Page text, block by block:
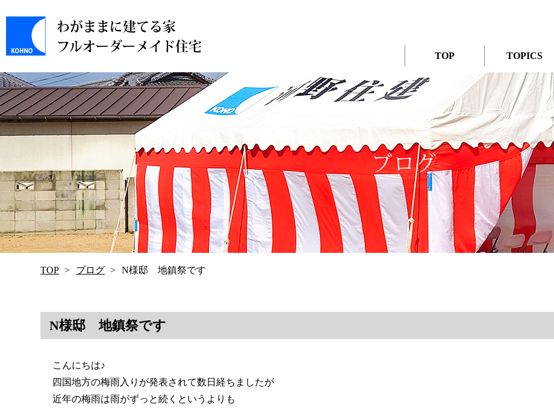
わがままに建てる家
フルオーダーメイド住宅
TOP TOPICS
ブログ
TOP ブログ N様邸 地鎮祭です
N様邸 地鎮祭です
こんにちは♪
四国地方の梅雨入りが発表されて数日経ちましたが
近年の梅雨は雨がずっと続くというよりも